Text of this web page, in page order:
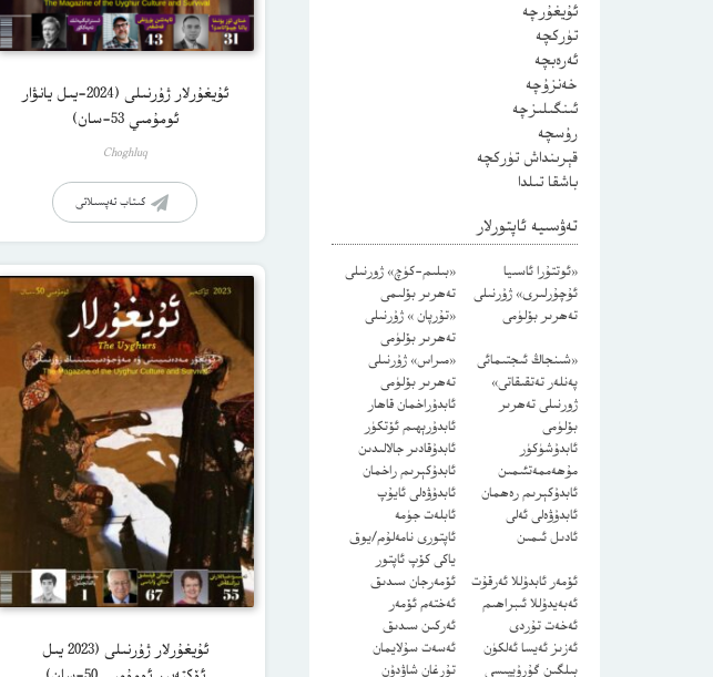
ئۇيغۇرلار ژۇرنىلى (2024-يىل يانۋار
ئومۇمىي 53-سان)
Choghluq
كىتاب تەپسىلاتى
ئۇيغۇرلار ژۇرنىلى (2023 يىل
ئۇيغۇرچە
تۈركچە
ئەرەبچە
خەنزۇچە
ئىنگىلىزچە
رۇسچە
قېرىنداش تۈركچە
باشقا تىلدا
تەۋسىيە ئاپتورلار
«ئوتتۇرا ئاسىيا
ئۇچۇرلىرى» ژۇرنىلى
تەھرىر بۆلۈمى
«بىلىم-كۈچ» ژورنىلى
تەھرىر بۆلىمى
«تۇرپان » ژۇرنىلى
تەھرىر بۆلۈمى
«شىنجاڭ ئىجتىمائى
پەنلەر تەتقىقاتى»
ژورنىلى تەھرىر
بۆلۈمى
«مىراس» ژۇرنىلى
تەھرىر بۆلۈمى
ئابدۇراخمان قاھار
ئابدۇرېھىم ئۆتكۈر
ئابدۇشۈكۈر
مۇھەممەتئىمىن
ئابدۇقادىر جالالىدىن
ئابدۇكېرىم راخمان
ئابدۇكېرىم رەھمان
ئابدۇۋەلى ئايۇپ
ئابدۇۋەلى ئەلى
ئابلەت جۈمە
ئادىل ئىمىن
ئاپتورى نامەلۇم/يوق
ياكى كۆپ ئاپتور
ئۆمەر ئابدۇللا ئەرقۇت
ئۆمەرجان سىدىق
ئەبەيدۇللا ئىبراھىم
ئەختەم ئۆمەر
ئەخەت تۇردى
ئەركىن سىدىق
ئەزىز ئەيسا ئەلكۈن
ئەسەت سۇلايمان
بىلگىن گۇرۇپپىسى
تۇرغان شاۋدۇن